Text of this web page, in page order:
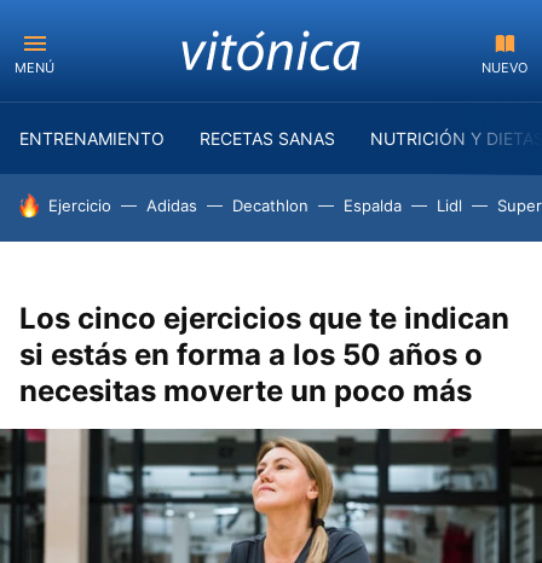
MENÚ NUEVO
ENTRENAMIENTO RECETAS SANAS NUTRICIÓN Y
HOY SE HABLA DE
Ejercicio Adidas Decathlon Espalda Lidl
Los cinco ejercicios que te indican
si estás en forma a los 50 años o
necesitas moverte un poco más